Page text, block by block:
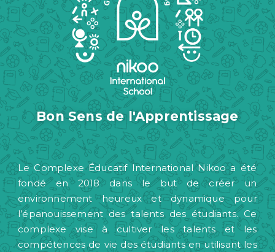
Bon Sens de l'Apprentissage
Le Complexe Éducatif International Nikoo a été
fondé en 2018 dans le but de créer un
environnement heureux et dynamique pour
l’épanouissement des talents des étudiants. Ce
complexe vise à cultiver les talents et les
compétences de vie des étudiants en utilisant les